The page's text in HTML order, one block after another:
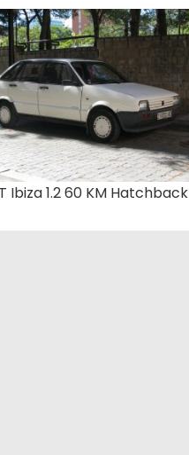
Ibiza 1.2 60 KM Hatchback